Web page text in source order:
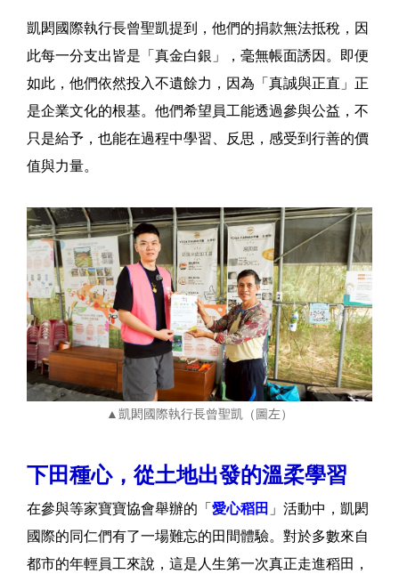
凱閎國際執行長曾聖凱提到，他們的捐款無法抵稅，因
此每一分支出皆是「真金白銀」，毫無帳面誘因。即便
如此，他們依然投入不遺餘力，因為「真誠與正直」正
是企業文化的根基。他們希望員工能透過參與公益，不
只是給予，也能在過程中學習、反思，感受到行善的價
值與力量。
▲凱閎國際執行長曾聖凱（圖左）
下田種心，從土地出發的溫柔學習
在參與等家寶寶協會舉辦的「 愛心稻田 」活動中，凱閎
國際的同仁們有了一場難忘的田間體驗。對於多數來自
都市的年輕員工來說，這是人生第一次真正走進稻田，